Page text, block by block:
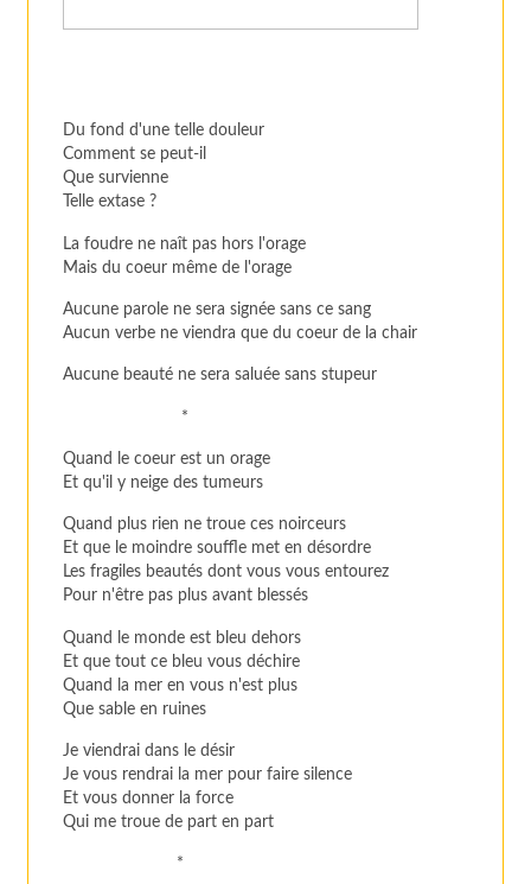
Du fond d'une telle douleur
Comment se peut-il
Que survienne
Telle extase ?
La foudre ne naît pas hors l'orage
Mais du coeur même de l'orage
Aucune parole ne sera signée sans ce sang
Aucun verbe ne viendra que du coeur de la chair
Aucune beauté ne sera saluée sans stupeur
*
Quand le coeur est un orage
Et qu'il y neige des tumeurs
Quand plus rien ne troue ces noirceurs
Et que le moindre souffle met en désordre
Les fragiles beautés dont vous vous entourez
Pour n'être pas plus avant blessés
Quand le monde est bleu dehors
Et que tout ce bleu vous déchire
Quand la mer en vous n'est plus
Que sable en ruines
Je viendrai dans le désir
Je vous rendrai la mer pour faire silence
Et vous donner la force
Qui me troue de part en part
*